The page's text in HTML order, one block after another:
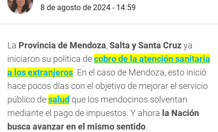
8 de agosto de 2024 - 14:59
La Provincia de Mendoza,Salta y Santa Cruzya
iniciaron su política decobro de la atención sanitaria
a los extranjeros. En el caso de Mendoza, esto inició
hace pocos días con el objetivo de mejorar el servicio
público desalud que los mendocinos solventan
mediante el pago de impuestos. Y ahora la Nación
busca avanzar en el mismo sentido.